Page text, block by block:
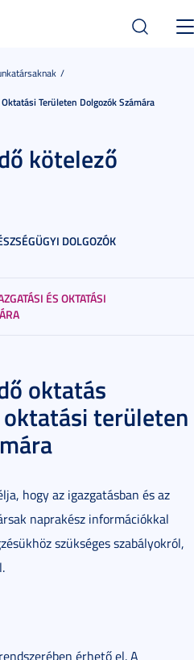
Területen Dolgozók Számára
kötelező
DOLGOZÓK
ÉS OKTATÁSI
oktatás
területen
hogy az igazgatásban és az
naprakész információkkal
szükséges szabályokról,
érhető el. A